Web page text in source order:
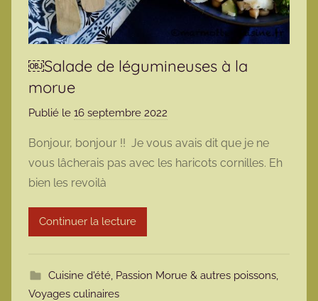
￼Salade de légumineuses à la
morue
Publié le 16 septembre 2022
r
m
t
Bonjour, bonjour !! Je vous avais dit que je ne
vous lâcherais pas avec les haricots cornilles. Eh
bien les revoilà
Continuer la lecture
Cuisine d'été, Passion Morue & autres poissons,
Voyages culinaires